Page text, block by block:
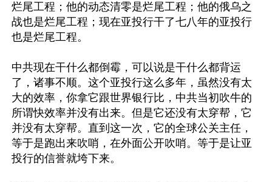
烂尾工程；他的动态清零是烂尾工程；他的俄乌之
战也是烂尾工程；现在亚投行干了七八年的亚投行
也是烂尾工程。
中共现在干什么都倒霉，可以说是干什么都背运
了，诸事不顺。这个亚投行这么多年，虽然没有太
大的效率，你拿它跟世界银行比，中共当初吹牛的
所谓快效率并没有出来。但是它还没有太穿帮，它
并没有太穿帮。直到这一次，它的全球公关主任，
等于是跑出来吹哨，在外面公开吹哨。等于是让亚
投行的信誉就垮下来。